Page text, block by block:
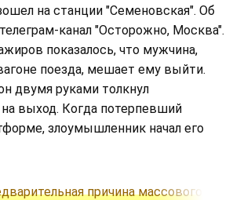
на станции "Семеновская". Об
телеграм-канал "Осторожно, Москва".
показалось, что мужчина,
поезда, мешает ему выйти.
двумя руками толкнул
выход. Когда потерпевший
злоумышленник начал его
причина массового